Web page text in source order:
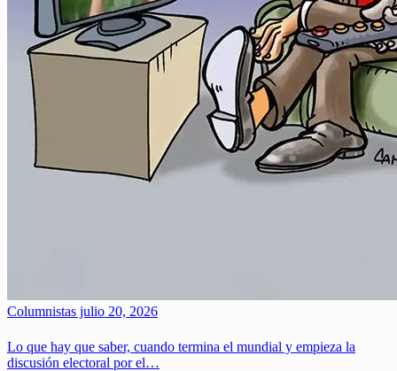
Columnistas julio 20, 2026
Lo que hay que saber, cuando termina el mundial y empieza la
discusión electoral por el…